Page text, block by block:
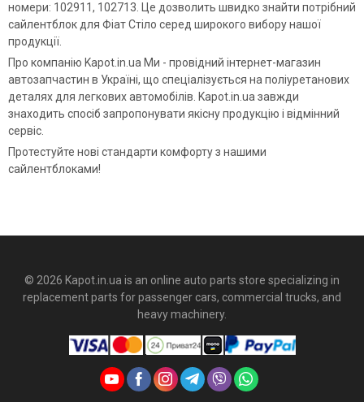
номери: 102911, 102713. Це дозволить швидко знайти потрібний
сайлентблок для Фіат Стіло серед широкого вибору нашої
продукції.
Про компанію Kapot.in.ua Ми - провідний інтернет-магазин
автозапчастин в Україні, що спеціалізується на поліуретанових
деталях для легкових автомобілів. Kapot.in.ua завжди
знаходить спосіб запропонувати якісну продукцію і відмінний
сервіс.
Протестуйте нові стандарти комфорту з нашими
сайлентблоками!
© 2026 Kapot.in.ua is an online auto parts store specializing in
replacement parts for passenger cars, commercial trucks, and
heavy machinery.